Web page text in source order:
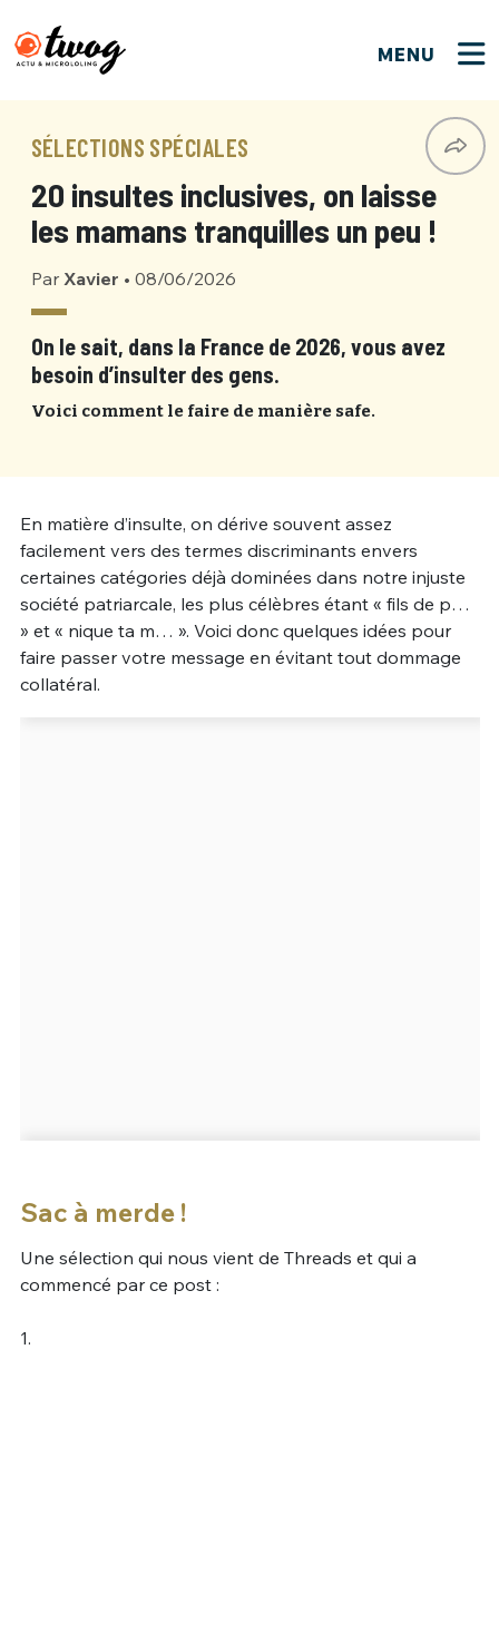
MENU
SÉLECTIONS SPÉCIALES
20 insultes inclusives, on laisse
les mamans tranquilles un peu !
Par Xavier • 08/06/2026
On le sait, dans la France de 2026, vous avez
besoin d’insulter des gens.
Voici comment le faire de manière safe.
En matière d’insulte, on dérive souvent assez
facilement vers des termes discriminants envers
certaines catégories déjà dominées dans notre injuste
société patriarcale, les plus célèbres étant « fils de p…
» et « nique ta m… ». Voici donc quelques idées pour
faire passer votre message en évitant tout dommage
collatéral.
Sac à merde !
Une sélection qui nous vient de Threads et qui a
commencé par ce post :
1.
Bienvenue !
PSEUDO*
EMAIL*
PASSWORD *
Connexion
PSEUDO
VOTRE PARTICIPATION
Que souhaitez-vous proposer ?
Quelques tweets
C'EST PARTI
Ma propre sélection
M'INSCRIRE
Un Thread
C'EST PARTI